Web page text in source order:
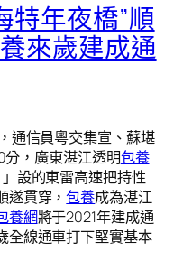
特年夜橋”順
來歲建成通
通信員粵交集宣、蘇堪
，廣東湛江透明包養
設的東雷高速把持性
遂貫穿，包養成為湛江
養網將于2021年建成通
全線通車打下堅實基本